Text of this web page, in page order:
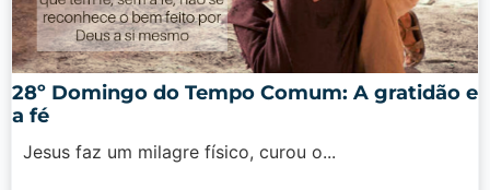
28º Domingo do Tempo Comum: A gratidão e
a fé
Jesus faz um milagre físico, curou o...